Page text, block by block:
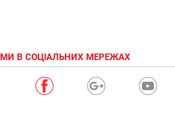
МИ В СОЦІАЛЬНИХ МЕРЕЖАХ